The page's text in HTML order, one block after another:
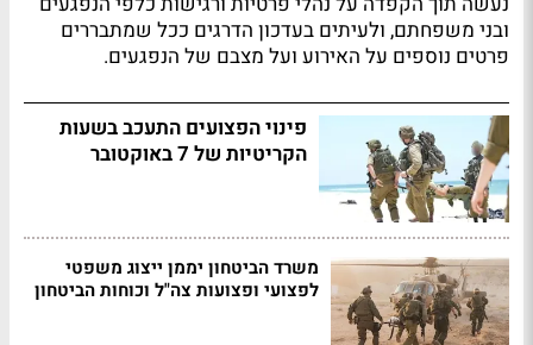
ובני משפחתם, ולעיתים בעדכון הדרגים ככל שמתבררים
פרטים נוספים על האירוע ועל מצבם של הנפגעים.
פינוי הפצועים התעכב בשעות
הקריטיות של 7 באוקטובר
משרד הביטחון יממן ייצוג משפטי
לפצועי ופצועות צה"ל וכוחות הביטחון